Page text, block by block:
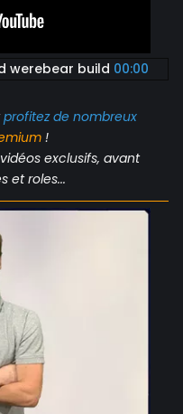
werebear build 00:00
profitez de nombreux
!
exclusifs, avant
et roles...